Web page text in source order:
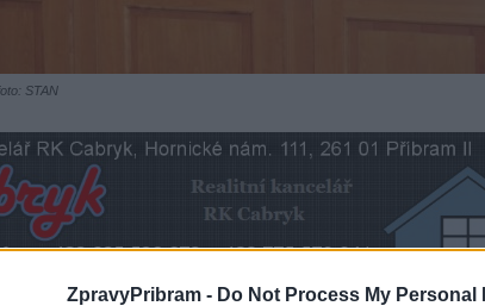
ZpravyPribram - Do Not Process My Personal
STAN